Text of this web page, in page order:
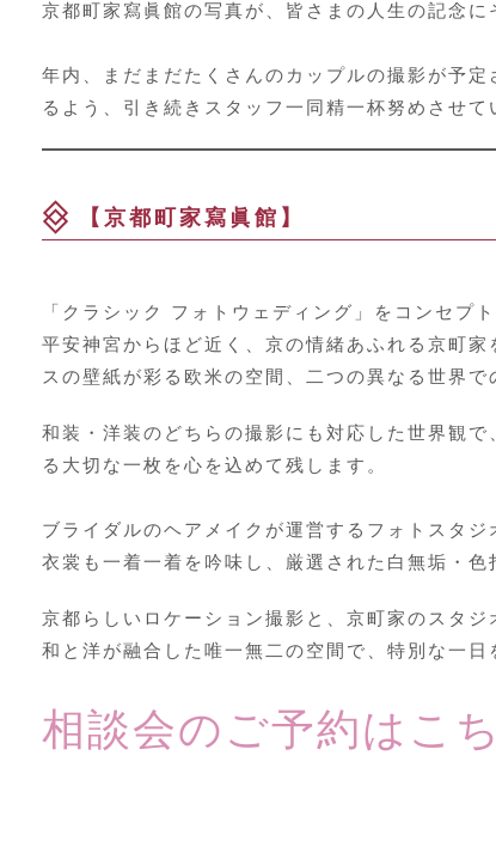
京都町家寫眞館の写真が、皆さまの人生の記念
年内、まだまだたくさんのカップルの撮影が予
るよう、引き続きスタッフ一同精一杯努めさせて
【京都町家寫眞館】
「クラシック フォトウェディング」をコンセプ
平安神宮からほど近く、京の情緒あふれる京町
スの壁紙が彩る欧米の空間、二つの異なる世界で
和装・洋装のどちらの撮影にも対応した世界観
る大切な一枚を心を込めて残します。
ブライダルのヘアメイクが運営するフォトスタ
衣裳も一着一着を吟味し、厳選された白無垢・色
京都らしいロケーション撮影と、京町家のスタジ
和と洋が融合した唯一無二の空間で、特別な一日
相談会のご予約はこ